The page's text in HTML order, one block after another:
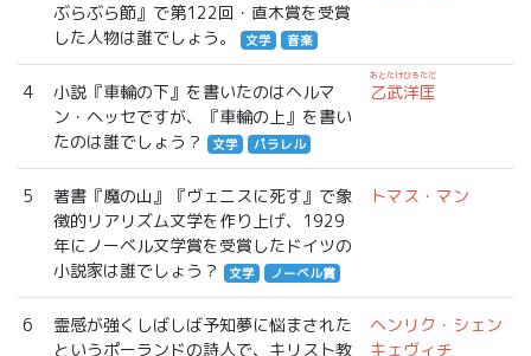
ぶらぶら節』で第122回・直木賞を受賞
した人物は誰でしょう。
文学 音楽
4
小説『車輪の下』を書いたのはヘルマ
ン・ヘッセですが、『車輪の上』を書い
たのは誰でしょう？
文学 パラレル
乙武洋匡
おとたけひろただ
5
著書『魔の山』『ヴェニスに死す』で象
徴的リアリズム文学を作り上げ、1929
年にノーベル文学賞を受賞したドイツの
小説家は誰でしょう？
文学 ノーベル賞
トマス・マン
6
霊感が強くしばしば予知夢に悩まされた
というポーランドの詩人で、キリスト教
ヘンリク・シェン
キェヴィチ